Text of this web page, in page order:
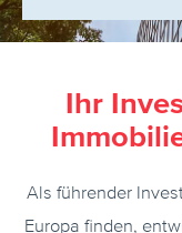
Ihr
Als führender
Europa finden,